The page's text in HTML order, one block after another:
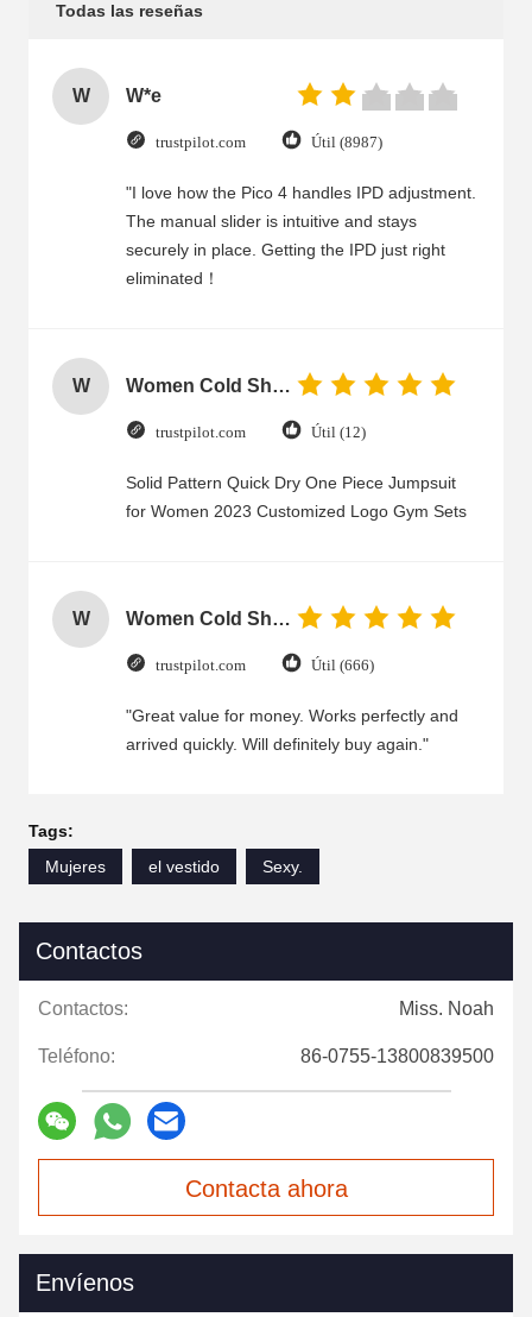
Todas las reseñas
W W*e
trustpilot.com Útil (8987)
"I love how the Pico 4 handles IPD adjustment.
The manual slider is intuitive and stays
securely in place. Getting the IPD just right
eliminated！
W Women Cold Shoulder V Neck Rayon Blouse
trustpilot.com Útil (12)
Solid Pattern Quick Dry One Piece Jumpsuit
for Women 2023 Customized Logo Gym Sets
W Women Cold Shoulder V Neck Rayon Blouse
trustpilot.com Útil (666)
"Great value for money. Works perfectly and
arrived quickly. Will definitely buy again."
Tags:
Mujeres
el vestido Sexy.
Contactos
Contactos: Miss. Noah
Teléfono: 86-0755-13800839500
Contacta ahora
Envíenos